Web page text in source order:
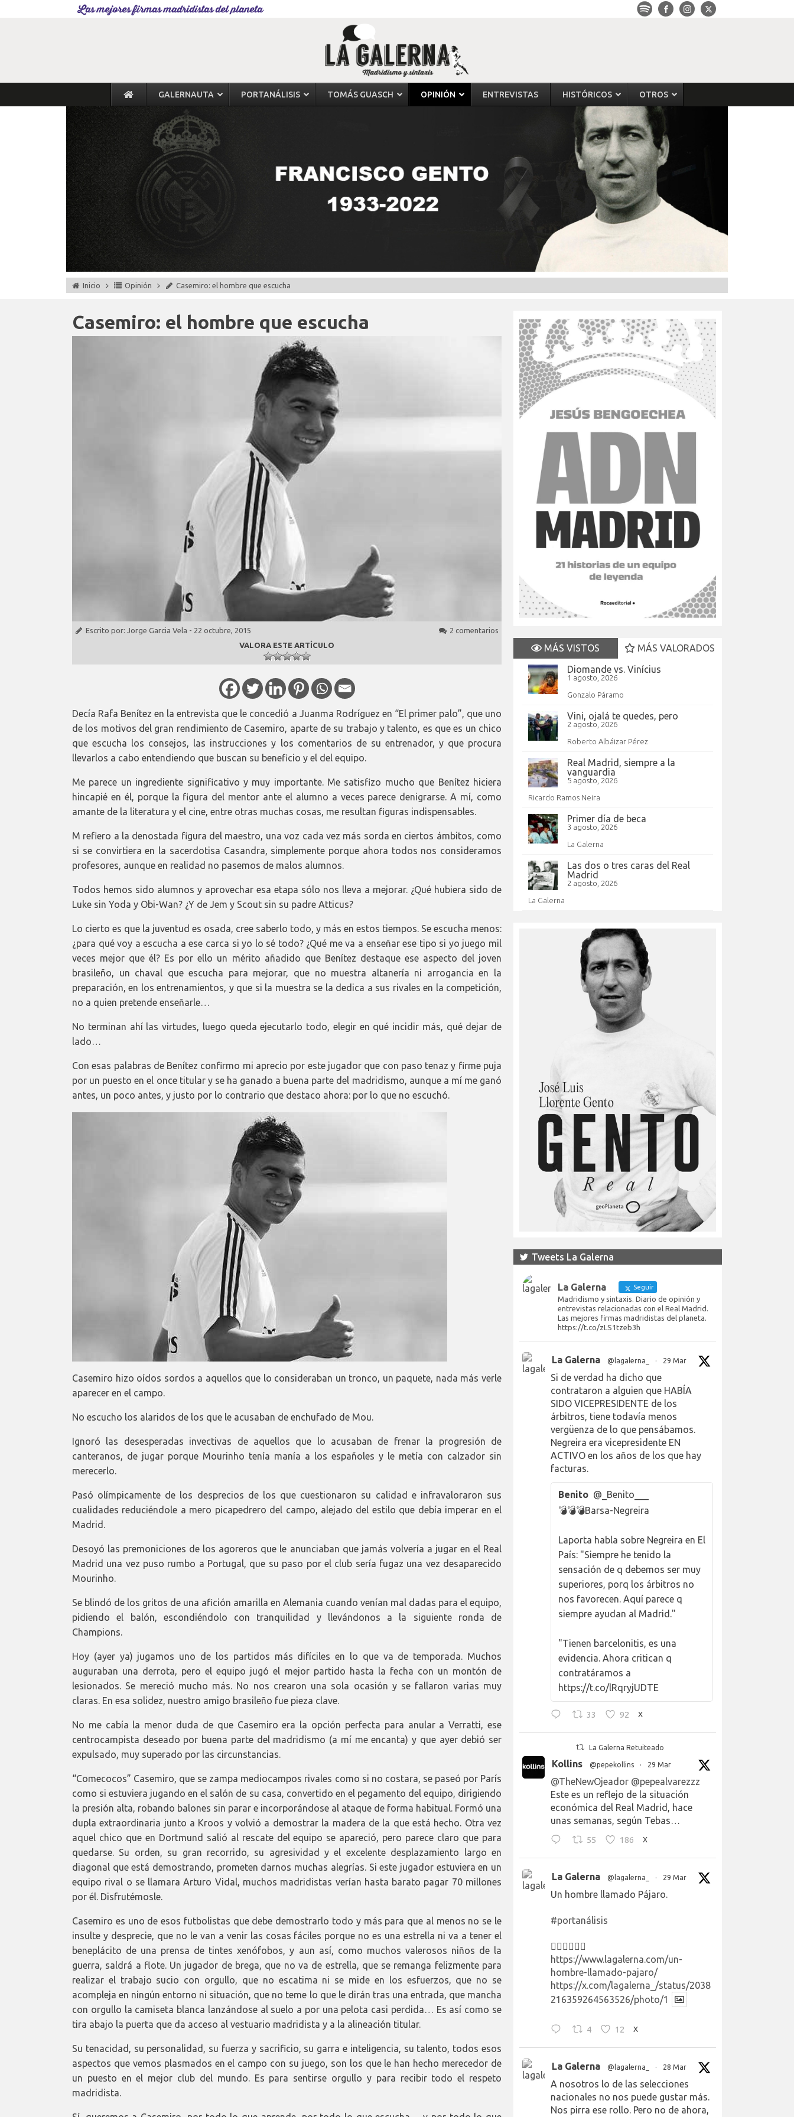
Las mejores firmas madridistas del planeta
GALERNAUTA PORTANÁLISIS TOMÁS GUASCH OPINIÓN ENTREVISTAS HISTÓRICOS OTROS
Inicio Opinión Casemiro: el hombre que escucha
Casemiro: el hombre que escucha
Escrito por: Jorge Garcia Vela - 22 octubre, 2015
2 comentarios
VALORA ESTE ARTÍCULO
Decía Rafa Benítez en la entrevista que le concedió a Juanma Rodríguez en “El primer palo”, que uno
de los motivos del gran rendimiento de Casemiro, aparte de su trabajo y talento, es que es un chico
que escucha los consejos, las instrucciones y los comentarios de su entrenador, y que procura
llevarlos a cabo entendiendo que buscan su beneficio y el del equipo.
Me parece un ingrediente significativo y muy importante. Me satisfizo mucho que Benítez hiciera
hincapié en él, porque la figura del mentor ante el alumno a veces parece denigrarse. A mí, como
amante de la literatura y el cine, entre otras muchas cosas, me resultan figuras indispensables.
M refiero a la denostada figura del maestro, una voz cada vez más sorda en ciertos ámbitos, como
si se convirtiera en la sacerdotisa Casandra, simplemente porque ahora todos nos consideramos
profesores, aunque en realidad no pasemos de malos alumnos.
Todos hemos sido alumnos y aprovechar esa etapa sólo nos lleva a mejorar. ¿Qué hubiera sido de
Luke sin Yoda y Obi-Wan? ¿Y de Jem y Scout sin su padre Atticus?
Lo cierto es que la juventud es osada, cree saberlo todo, y más en estos tiempos. Se escucha menos:
¿para qué voy a escucha a ese carca si yo lo sé todo? ¿Qué me va a enseñar ese tipo si yo juego mil
veces mejor que él? Es por ello un mérito añadido que Benítez destaque ese aspecto del joven
brasileño, un chaval que escucha para mejorar, que no muestra altanería ni arrogancia en la
preparación, en los entrenamientos, y que si la muestra se la dedica a sus rivales en la competición,
no a quien pretende enseñarle…
No terminan ahí las virtudes, luego queda ejecutarlo todo, elegir en qué incidir más, qué dejar de
lado…
Con esas palabras de Benítez confirmo mi aprecio por este jugador que con paso tenaz y firme puja
por un puesto en el once titular y se ha ganado a buena parte del madridismo, aunque a mí me ganó
antes, un poco antes, y justo por lo contrario que destaco ahora: por lo que no escuchó.
Casemiro hizo oídos sordos a aquellos que lo consideraban un tronco, un paquete, nada más verle
aparecer en el campo.
No escucho los alaridos de los que le acusaban de enchufado de Mou.
Ignoró las desesperadas invectivas de aquellos que lo acusaban de frenar la progresión de
canteranos, de jugar porque Mourinho tenía manía a los españoles y le metía con calzador sin
merecerlo.
Pasó olímpicamente de los desprecios de los que cuestionaron su calidad e infravaloraron sus
cualidades reduciéndole a mero picapedrero del campo, alejado del estilo que debía imperar en el
Madrid.
Desoyó las premoniciones de los agoreros que le anunciaban que jamás volvería a jugar en el Real
Madrid una vez puso rumbo a Portugal, que su paso por el club sería fugaz una vez desaparecido
Mourinho.
Se blindó de los gritos de una afición amarilla en Alemania cuando venían mal dadas para el equipo,
pidiendo el balón, escondiéndolo con tranquilidad y llevándonos a la siguiente ronda de
Champions.
Hoy (ayer ya) jugamos uno de los partidos más difíciles en lo que va de temporada. Muchos
auguraban una derrota, pero el equipo jugó el mejor partido hasta la fecha con un montón de
lesionados. Se mereció mucho más. No nos crearon una sola ocasión y se fallaron varias muy
claras. En esa solidez, nuestro amigo brasileño fue pieza clave.
No me cabía la menor duda de que Casemiro era la opción perfecta para anular a Verratti, ese
centrocampista deseado por buena parte del madridismo (a mí me encanta) y que ayer debió ser
expulsado, muy superado por las circunstancias.
“Comecocos” Casemiro, que se zampa mediocampos rivales como si no costara, se paseó por París
como si estuviera jugando en el salón de su casa, convertido en el pegamento del equipo, dirigiendo
la presión alta, robando balones sin parar e incorporándose al ataque de forma habitual. Formó una
dupla extraordinaria junto a Kroos y volvió a demostrar la madera de la que está hecho. Otra vez
aquel chico que en Dortmund salió al rescate del equipo se apareció, pero parece claro que para
quedarse. Su orden, su gran recorrido, su agresividad y el excelente desplazamiento largo en
diagonal que está demostrando, prometen darnos muchas alegrías. Si este jugador estuviera en un
equipo rival o se llamara Arturo Vidal, muchos madridistas verían hasta barato pagar 70 millones
por él. Disfrutémosle.
Casemiro es uno de esos futbolistas que debe demostrarlo todo y más para que al menos no se le
insulte y desprecie, que no le van a venir las cosas fáciles porque no es una estrella ni va a tener el
beneplácito de una prensa de tintes xenófobos, y aun así, como muchos valerosos niños de la
guerra, saldrá a flote. Un jugador de brega, que no va de estrella, que se remanga felizmente para
realizar el trabajo sucio con orgullo, que no escatima ni se mide en los esfuerzos, que no se
acompleja en ningún entorno ni situación, que no teme lo que le dirán tras una entrada, que mancha
con orgullo la camiseta blanca lanzándose al suelo a por una pelota casi perdida… Es así como se
tira abajo la puerta que da acceso al vestuario madridista y a la alineación titular.
Su tenacidad, su personalidad, su fuerza y sacrificio, su garra e inteligencia, su talento, todos esos
aspectos que vemos plasmados en el campo con su juego, son los que le han hecho merecedor de
un puesto en el mejor club del mundo. Es para sentirse orgullo y para recibir todo el respeto
madridista.
MÁS VISTOS
MÁS VALORADOS
Diomande vs. Vinícius
1 agosto, 2026
Gonzalo Páramo
Vini, ojalá te quedes, pero
2 agosto, 2026
Roberto Albáizar Pérez
Real Madrid, siempre a la
vanguardia
5 agosto, 2026
Ricardo Ramos Neira
Primer día de beca
3 agosto, 2026
La Galerna
Las dos o tres caras del Real
Madrid
2 agosto, 2026
La Galerna
Tweets La Galerna
La Galerna Seguir
Madridismo y sintaxis. Diario de opinión y
entrevistas relacionadas con el Real Madrid.
Las mejores firmas madridistas del planeta.
https://t.co/zLS1tzeb3h
La Galerna @lagalerna_ · 29 Mar
Si de verdad ha dicho que
contrataron a alguien que HABÍA
SIDO VICEPRESIDENTE de los
árbitros, tiene todavía menos
vergüenza de lo que pensábamos.
Negreira era vicepresidente EN
ACTIVO en los años de los que hay
facturas.
Benito @_Benito___
💣💣💣Barsa-Negreira
Laporta habla sobre Negreira en El
País: "Siempre he tenido la
sensación de q debemos ser muy
superiores, porq los árbitros no
nos favorecen. Aquí parece q
siempre ayudan al Madrid."
"Tienen barcelonitis, es una
evidencia. Ahora critican q
contratáramos a
https://t.co/lRqryjUDTE
33 92 X
La Galerna Retuiteado
Kollins @pepekollins · 29 Mar
@TheNewOjeador @pepealvarezzz
Este es un reflejo de la situación
económica del Real Madrid, hace
unas semanas, según Tebas…
55 186 X
La Galerna @lagalerna_ · 29 Mar
Un hombre llamado Pájaro.
#portanálisis
👉🏻👉🏻👉🏻
https://www.lagalerna.com/un-
hombre-llamado-pajaro/
https://x.com/lagalerna_/status/2038
216359264563526/photo/1
4 12 X
La Galerna @lagalerna_ · 28 Mar
A nosotros lo de las selecciones
nacionales no nos puede gustar más.
Nos pirra ese rollo. Pero no de ahora,